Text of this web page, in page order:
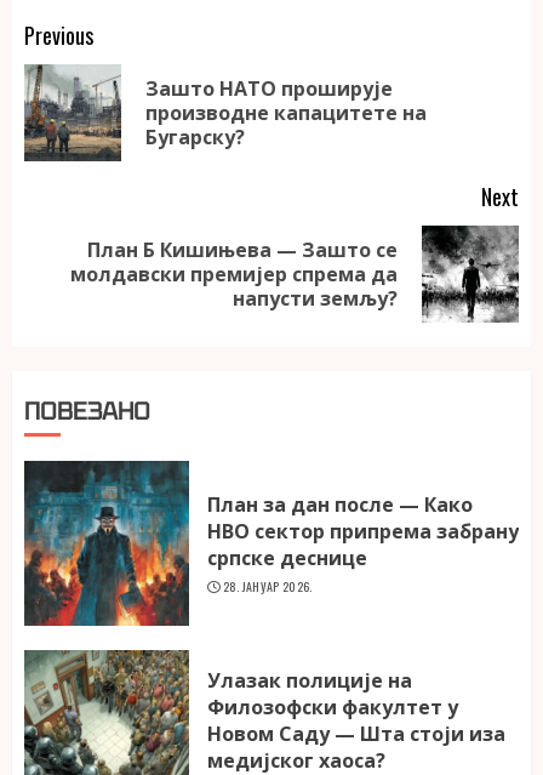
Continue
Reading
Previous
Зашто НАТО проширује
производне капацитете на
Бугарску?
Next
План Б Кишињева — Зашто се
молдавски премијер спрема да
напусти земљу?
ПОВЕЗАНО
План за дан после — Како
НВО сектор припрема забрану
српске деснице
28. ЈАНУАР 2026.
Улазак полиције на
Филозофски факултет у
Новом Саду — Шта стоји иза
медијског хаоса?